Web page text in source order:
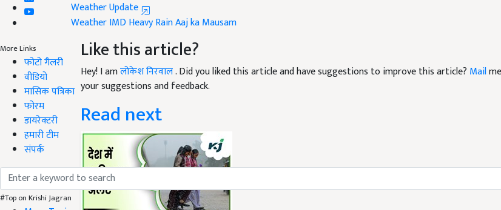
More Links
फोटो गैलरी
वीडियो
मासिक पत्रिका
फोरम
डायरेक्टरी
हमारी टीम
संपर्क
#Top on Krishi Jagran
WeatherIMDHeavy Rain
Like this article?
Hey! I amलोकेश निरवाल. Did you liked this article and have suggestions to improve this article?
your suggestions and feedback.
Read next